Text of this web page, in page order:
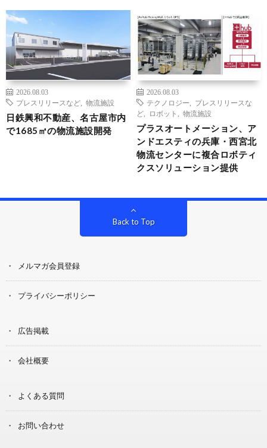
2026.08.03
プレスリリースなど
物流施設
日鉄興和不動産、名古屋市内
で1685㎡の物流施設開発
2026.08.03
テクノロジー
プレスリリースな
ど
ロボット 物流施設
プラスオートメーション、ア
ンドエスティの兵庫・西宮北
物流センターに複合ロボティ
クスソリューション提供
Back to Top
メルマガ会員登録
プライバシーポリシー
広告掲載
会社概要
よくある質問
お問い合わせ